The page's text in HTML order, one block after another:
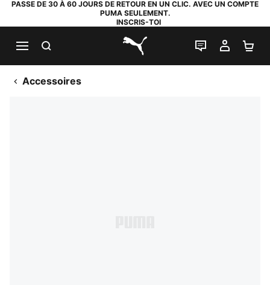
PASSE DE 30 À 60 JOURS DE RETOUR EN UN CLIC. AVEC UN COMPTE
PUMA SEULEMENT.
INSCRIS-TOI
PUMA.com
LIVE CHAT
MON
Accessoires